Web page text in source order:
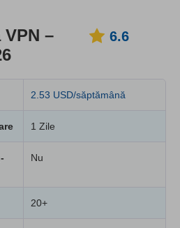
–
6.6
2.53 USD/săptămână
1 Zile
Nu
20+